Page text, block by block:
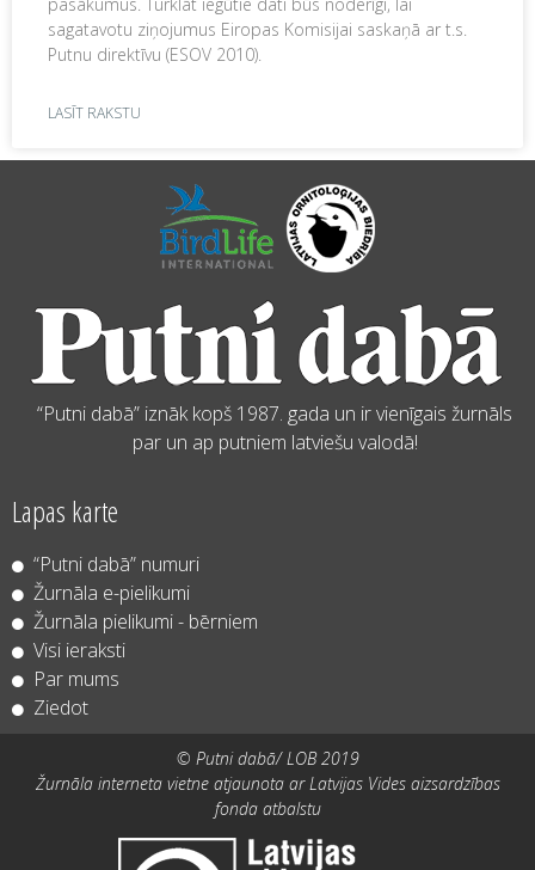
sagatavotu ziņojumus Eiropas Komisijai saskaņā ar t.s.
Putnu direktīvu (ESOV 2010).
LASĪT RAKSTU
“Putni dabā” iznāk kopš 1987. gada un ir vienīgais žurnāls
par un ap putniem latviešu valodā!
Lapas karte
“Putni dabā” numuri
Žurnāla e-pielikumi
Žurnāla pielikumi - bērniem
Visi ieraksti
Par mums
Ziedot
© Putni dabā/ LOB 2019
Žurnāla interneta vietne atjaunota ar Latvijas Vides aizsardzības
fonda atbalstu